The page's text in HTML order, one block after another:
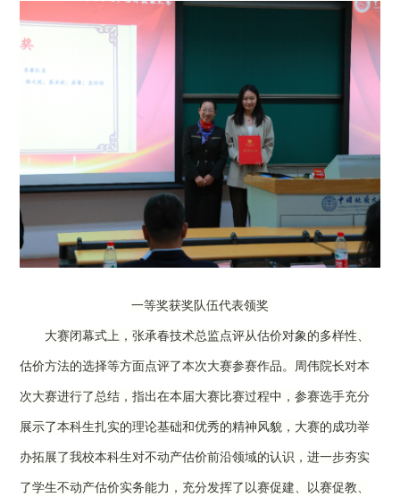
一等奖获奖队伍代表领奖
大赛闭幕式上，张承春技术总监点评从估价对象的多样性、
估价方法的选择等方面点评了本次大赛参赛作品。周伟院长对本
次大赛进行了总结，指出在本届大赛比赛过程中，参赛选手充分
展示了本科生扎实的理论基础和优秀的精神风貌，大赛的成功举
办拓展了我校本科生对不动产估价前沿领域的认识，进一步夯实
了学生不动产估价实务能力，充分发挥了以赛促建、以赛促教、